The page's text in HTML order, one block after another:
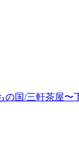
国/三軒茶屋〜